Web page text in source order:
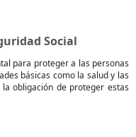
Social
para proteger a las personas
básicas como la salud y las
obligación de proteger estas